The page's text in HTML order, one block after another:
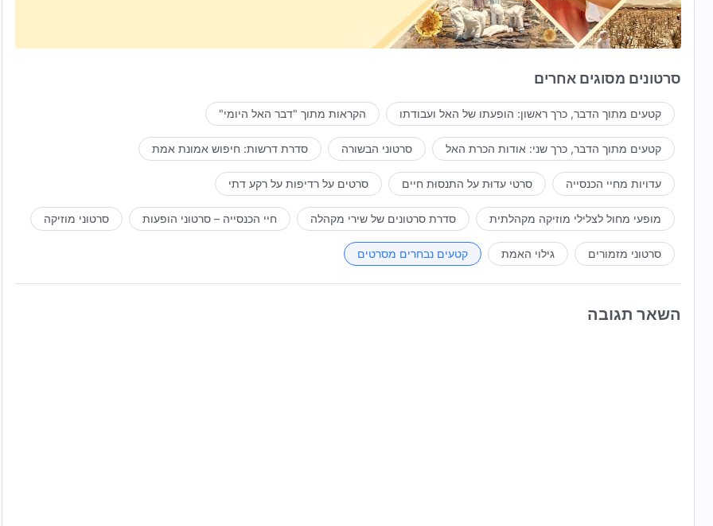
סרטונים מסוגים אחרים
קטעים מתוך הדבר, כרך ראשון: הופעתו של האל ועבודתו הקראות מתוך "דבר האל היומי"
קטעים מתוך הדבר, כרך שני: אודות הכרת האל סרטוני הבשורה סדרת דרשות: חיפוש אמונת אמת
עדויות מחיי הכנסייה סרטי עדוּת על התנסוּת חיים סרטים על רדיפות על רקע דתי
מופעי מחול לצלילי מוזיקה מקהלתית סדרת סרטונים של שירי מקהלה חיי הכנסייה – סרטוני הופעות סרטוני מוזיקה
סרטוני מזמורים גילוי האמת קטעים נבחרים מסרטים
השאר תגובה